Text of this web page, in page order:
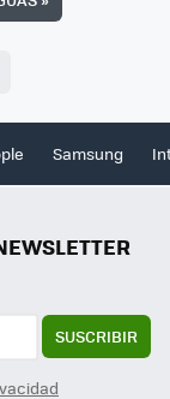
Samsung
SUSCRIBIR